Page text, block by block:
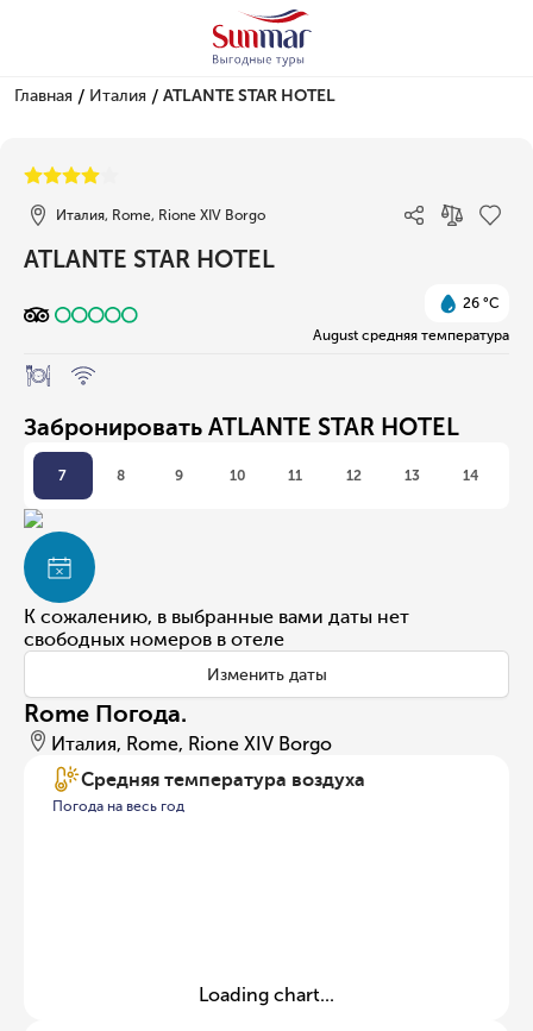
Главная / Италия / ATLANTE STAR HOTEL
Италия, Rome, Rione XIV Borgo
ATLANTE STAR HOTEL
26 °C
August средняя температура
Забронировать ATLANTE STAR HOTEL
7 8 9 10 11 12 13 14
К сожалению, в выбранные вами даты нет
свободных номеров в отеле
Изменить даты
Rome Погода.
Италия, Rome, Rione XIV Borgo
Средняя температура воздуха
Погода на весь год
Loading chart...